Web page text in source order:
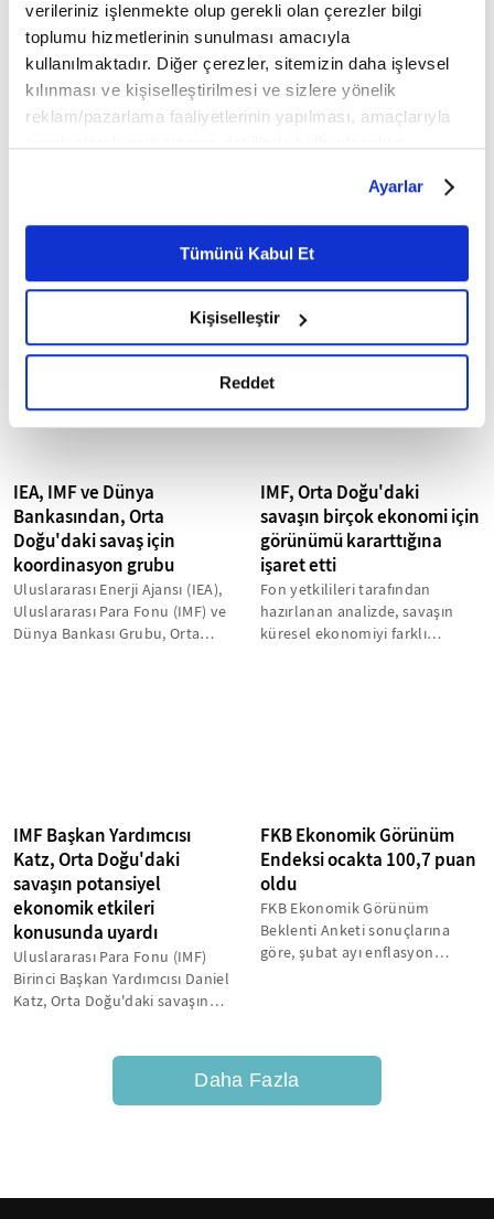
verileriniz işlenmekte olup gerekli olan çerezler bilgi
toplumu hizmetlerinin sunulması amacıyla
kullanılmaktadır. Diğer çerezler, sitemizin daha işlevsel
kılınması ve kişiselleştirilmesi ve sizlere yönelik
reklam/pazarlama faaliyetlerinin yapılması, amaçlarıyla
belirleyebilirsiniz. Çerezlere ilişkin detaylı bilgi için
Ayarlar butonuna tıklayabilir,Çerez Bilgilendirme
Metnimizi ziyaret edebilirsiniz.
6698 sayılı Kişisel Verilerin Korunması Kanunu uyarınca
okumak ve sitemizi ziyaretiniz kapsamında
gerçekleştirilen veri işleme faaliyetleri ile ilgili daha
detaylı bilgi almak için lütfentıklayınız.
Ayarlar
Tümünü Kabul Et
Kişiselleştir
Reddet
IEA, IMF ve Dünya Bankası
yakıt ve gübre fiyatlarının
bulundu
Uluslararası Enerji Ajansı (IEA),
Dünya Bankası Grubu, Hürmüz
Boğazı'ndan düzenli sevkiyat...
IMF, küresel ekonomik
büyüme tahmininde aşağı
yönlü revizyonun sinyalini
Uluslararası Para Fonu (IMF)
Başkanı Kristalina Georgieva,
Orta Doğu'daki savaşın
ardından en umut verici
senaryonun...
IEA, IMF ve Dünya
Bankasından, Orta
Doğu'daki savaş için
koordinasyon grubu
Uluslararası Enerji Ajansı (IEA),
Uluslararası Para Fonu (IMF) ve
Dünya Bankası Grubu, Orta
IMF, Orta Doğu'daki
savaşın birçok ekonomi için
görünümü kararttığına
işaret etti
Fon yetkilileri tarafından
hazırlanan analizde, savaşın
küresel ekonomiyi farklı
IMF Başkan Yardımcısı
Katz, Orta Doğu'daki
savaşın potansiyel
ekonomik etkileri
konusunda uyardı
Uluslararası Para Fonu (IMF)
Birinci Başkan Yardımcısı Daniel
Katz, Orta Doğu'daki savaşın
FKB Ekonomik Görünüm
Endeksi ocakta 100,7 puan
oldu
FKB Ekonomik Görünüm
Beklenti Anketi sonuçlarına
göre, şubat ayı enflasyon
Daha Fazla